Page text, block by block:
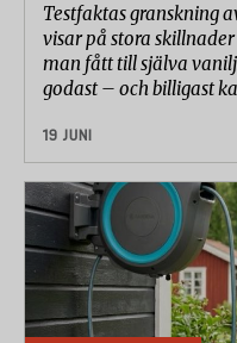
Testfaktas granskning
visar på stora
man fått till själva
godast – och billigast
19 JUNI